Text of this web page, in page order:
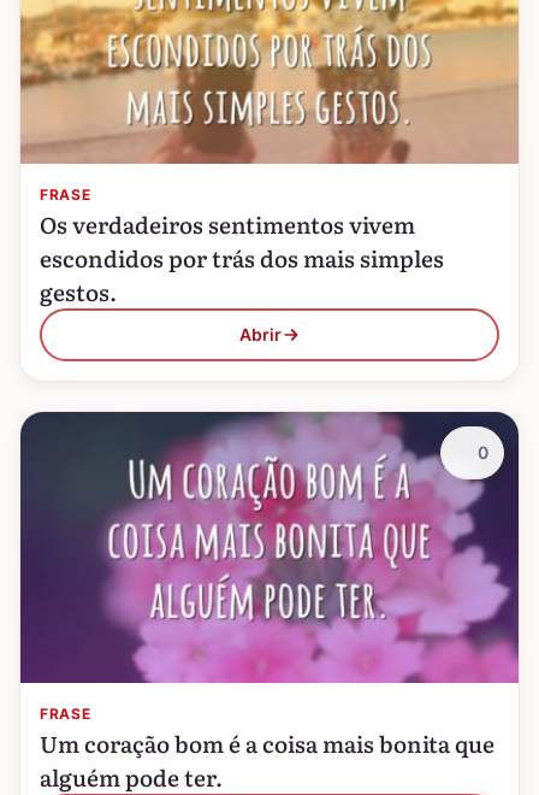
FRASE
Os verdadeiros sentimentos vivem
escondidos por trás dos mais simples
gestos.
Abrir
FRASE
Um coração bom é a coisa mais bonita que
alguém pode ter.
0